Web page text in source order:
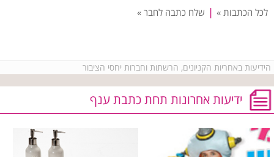
לכל הכתבות » | שלח כתבה לחבר »
הידיעות באחריות הקניונים, הרשתות וחברות יחסי הציבור
ידיעות אחרונות תחת כתבת ענף